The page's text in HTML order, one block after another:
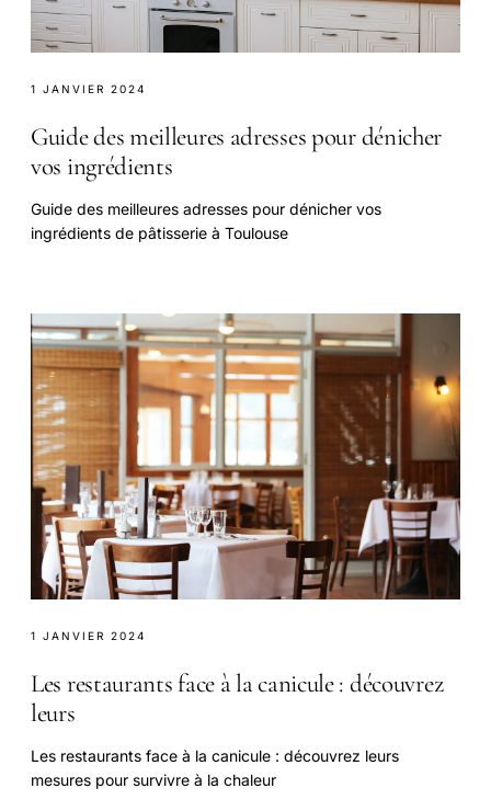
1 JANVIER 2024
Guide des meilleures adresses pour dénicher
vos ingrédients
Guide des meilleures adresses pour dénicher vos
ingrédients de pâtisserie à Toulouse
1 JANVIER 2024
Les restaurants face à la canicule : découvrez
leurs
Les restaurants face à la canicule : découvrez leurs
mesures pour survivre à la chaleur